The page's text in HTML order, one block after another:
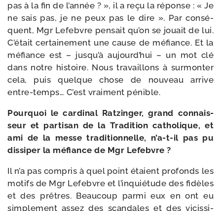
pas à la fin de l’an­née ? », il a reçu la réponse : « Je
ne sais pas, je ne peux pas le dire ». Par consé­
quent, Mgr Lefebvre pen­sait qu’on se jouait de lui.
C’était cer­tai­ne­ment une cause de méfiance. Et la
méfiance est – jusqu’à aujourd’hui – un mot clé
dans notre his­toire. Nous tra­vaillons à sur­mon­ter
cela, puis quelque chose de nou­veau arrive
entre-​temps… C’est vrai­ment pénible.
Pourquoi le car­di­nal Ratzinger, grand connais­
seur et par­ti­san de la Tradition catho­lique, et
ami de la messe tra­di­tion­nelle, n’a-​t-​il pas pu
dis­si­per la méfiance de Mgr Lefebvre ?
Il n’a pas com­pris à quel point étaient pro­fonds les
motifs de Mgr Lefebvre et l’in­quié­tude des fidèles
et des prêtres. Beaucoup par­mi eux en ont eu
sim­ple­ment assez des scan­dales et des vicis­si­